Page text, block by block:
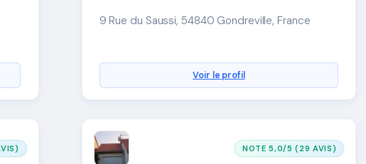
9 Rue du Saussi, 54840 Gondreville, France
Voir le profil
NOTE 5,0/5 (29 AVIS)